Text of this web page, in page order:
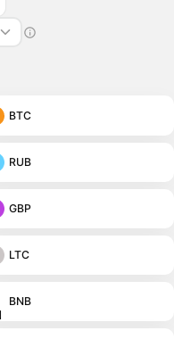
BTC
RUB
GBP
LTC
BNB